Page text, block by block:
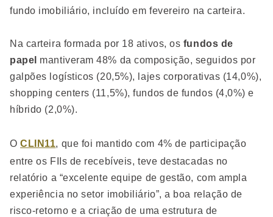
fundo imobiliário, incluído em fevereiro na carteira.
Na carteira formada por 18 ativos, os fundos de
papel mantiveram 48% da composição, seguidos por
galpões logísticos (20,5%), lajes corporativas (14,0%),
shopping centers (11,5%), fundos de fundos (4,0%) e
híbrido (2,0%).
OCLIN11, que foi mantido com 4% de participação
entre os FIIs de recebíveis, teve destacadas no
relatório a “excelente equipe de gestão, com ampla
experiência no setor imobiliário”, a boa relação de
risco-retorno e a criação de uma estrutura de